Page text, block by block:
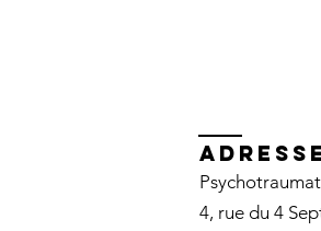
ADRESSE
4, rue du 4